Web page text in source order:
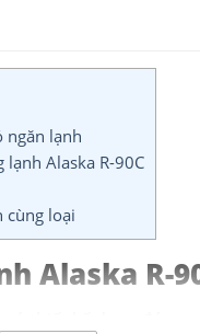
ngăn lạnh
Alaska R-90C
cùng loại
Alaska R-